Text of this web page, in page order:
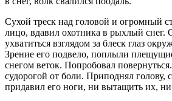
Сухой треск над головой и огромный
лицо, вдавил охотника в рыхлый снег.
ухватиться взглядом за блеск глаз
Зрение его подвело, поплыли
снегом веток. Попробовал
судорогой от боли. Приподнял голову,
придавил его ноги, ни вытащить их,